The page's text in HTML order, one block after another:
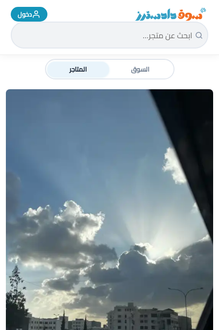
سوق دادسترز الرئيسية دخول
السوق المتاجر